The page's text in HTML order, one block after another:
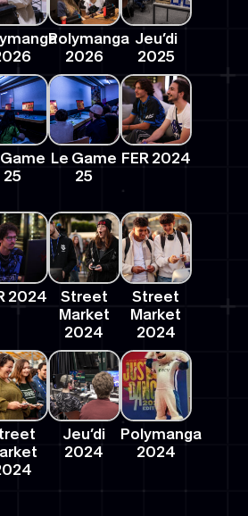
Polymanga
2026
Jeu’di
2025
25
Le Game
25
FER 2024
2024
Street
Market
2024
Street
Market
2024
Jeu’di
2024
Polymanga
2024